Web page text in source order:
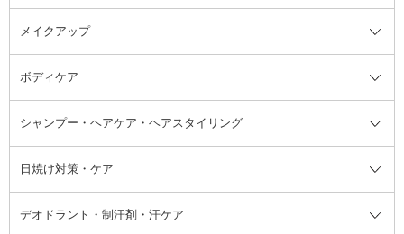
洗顔料
美容液
オールインワン化粧品 フェイスクリーム
フェイスオイル・バーム
ブースター・導入液
ベースメイク全て
BBクリーム
コンシーラー ファンデーション
フェイスパウダー
メイクアップ
メイクアップ全て
まつげ美容液 つけまつげ
アイシャドウ
アイブロウ・眉マスカラ
ボディケア
ボディケア全て
ボディソープ・ハンドソープ・石
けん
ボディケア
レッグ・フットケア
シャンプー・ヘアケア・ヘアスタイリング
シャンプー・ヘアケア・ヘアスタ
イリング全て
洗い流さないトリートメント
日焼け対策・ケア
日焼け対策・ケア全て
デオドラント・制汗剤・汗ケア